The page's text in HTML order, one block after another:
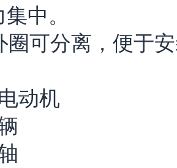
中。
圈可分离，便于
动机